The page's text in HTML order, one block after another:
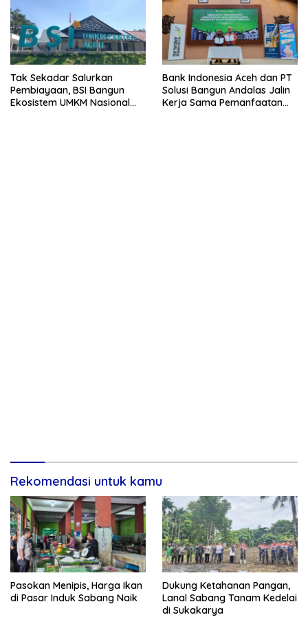
Tak Sekadar Salurkan
Pembiayaan, BSI Bangun
Ekosistem UMKM Nasional
Bank Indonesia Aceh dan PT
Solusi Bangun Andalas Jalin
Kerja Sama Pemanfaatan
Rekomendasi untuk kamu
Pasokan Menipis, Harga Ikan
di Pasar Induk Sabang Naik
Dukung Ketahanan Pangan,
Lanal Sabang Tanam Kedelai
di Sukakarya